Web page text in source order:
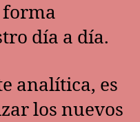
forma
día a día.
analítica, es
los nuevos